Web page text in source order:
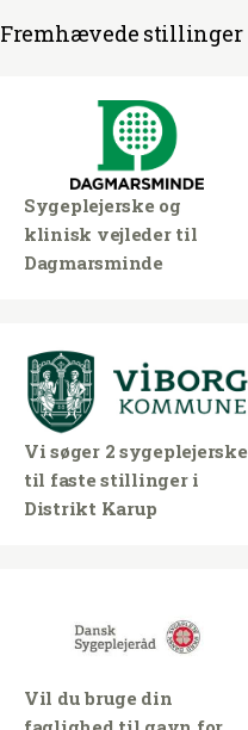
Fremhævede stillinger
Sygeplejerske og
klinisk vejleder til
Dagmarsminde
Vi søger 2 sygeplejerske
til faste stillinger i
Distrikt Karup
Vil du bruge din